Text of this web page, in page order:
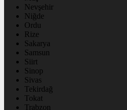
Nevşehir
Niğde
Ordu
Rize
Sakarya
Samsun
Siirt
Sinop
Sivas
Tekirdağ
Tokat
Trabzon